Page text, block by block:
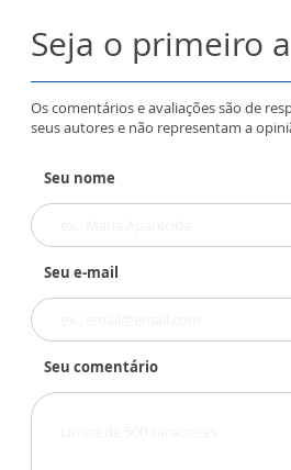
Seja o primeiro
Os comentários e avaliações são de
seus autores e não representam a
Seu nome
Seu e-mail
Seu comentário